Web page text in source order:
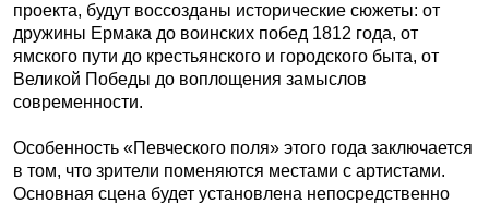
проекта, будут воссозданы исторические сюжеты: от
дружины Ермака до воинских побед 1812 года, от
ямского пути до крестьянского и городского быта, от
Великой Победы до воплощения замыслов
современности.
Особенность «Певческого поля» этого года заключается
в том, что зрители поменяются местами с артистами.
Основная сцена будет установлена непосредственно